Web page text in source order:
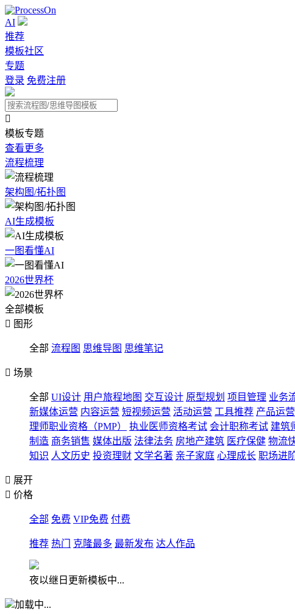
AI
推荐
模板社区
专题
登录 免费注册

模板专题
查看更多
流程梳理
架构图/拓扑图
AI生成模板
一图看懂AI
2026世界杯
全部模板
 图形
全部 流程图 思维导图 思维笔记
 场景
全部 UI设计 用户旅程地图 交互设计 原型规划 项目管理 业务
新媒体运营 内容运营 短视频运营 活动运营 工具推荐 产品运营
理师职业资格（PMP）
执业医师资格考试 会计职称考试 建筑
制造 商务销售 媒体出版 法律法务 房地产建筑 医疗保健 物流
知识 人文历史 投资理财 文学名著 亲子家庭 心理成长 职场进
 展开
 价格
全部 免费 VIP免费 付费
推荐 热门 克隆最多 最新发布 达人作品
夜以继日更新模板中...
加载中...